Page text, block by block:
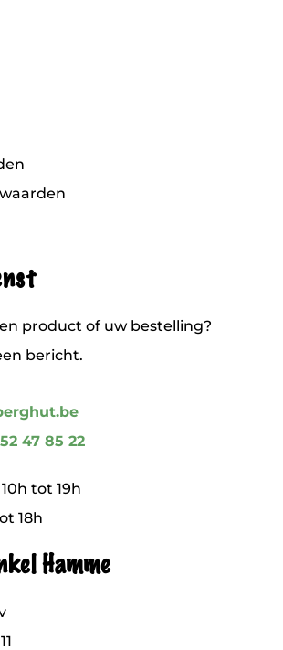
product of uw bestelling?
bericht.
47 85 22
tot 19h
18h
Hamme